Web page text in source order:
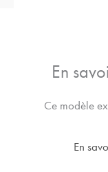
En
Ce modèle
En